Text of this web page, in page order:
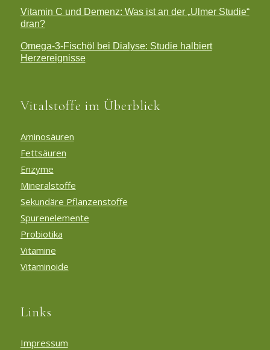
Vitamin C und Demenz: Was ist an der „Ulmer Studie“
dran?
Omega-3-Fischöl bei Dialyse: Studie halbiert
Herzereignisse
Vitalstoffe im Überblick
Aminosäuren
Fettsäuren
Enzyme
Mineralstoffe
Sekundäre Pflanzenstoffe
Spurenelemente
Probiotika
Vitamine
Vitaminoide
Links
Impressum